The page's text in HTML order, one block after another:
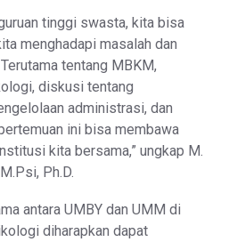
tinggi swasta, kita bisa
menghadapi masalah dan
tentang MBKM,
diskusi tentang
administrasi, dan
ini bisa membawa
kita bersama,” ungkap M.
Ph.D.
antara UMBY dan UMM di
diharapkan dapat